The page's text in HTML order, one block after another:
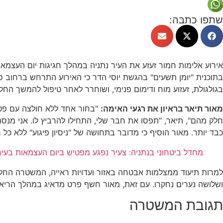
שתפו כתבה:
בתוכנית "יומן תשעים" בהגשת יוסי הדר כי האירוע התרחש
בגולגולת, זעזוע מוח ודימום פנימי, ושוחרר לאחר טיפול להמשך
מאור תיאר בראיון את רגעי האימה: "בחור אחד ללא חולצה עם
חלק מהם", תיאר, "תפסו את חבר שלי, התחילו להרביץ לו. אני
כבד יותר. מאור הוסיף כי מדובר בתחושה של "ניסיון פיגוע" ללא
מחדל ביטחוני בנתניה: צעיר נפגע מפטיש ביום העצמאות
למרות תיעוד ממצלמות אבטחה באזור ועדויות ראייה, המשטרה
ושלושה נערים נחקרו. עם זאת, מאור חשף פרט מדאיג במהלך
תגובת המשטרה